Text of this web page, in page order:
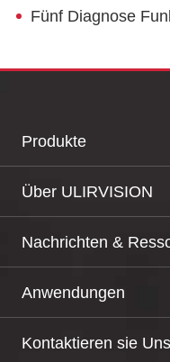
Fünf Diagnose Funktionen von
Produkte
Über ULIRVISION
Nachrichten &
Anwendungen
Kontaktieren sie Uns